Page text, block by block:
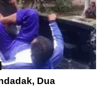
Dua